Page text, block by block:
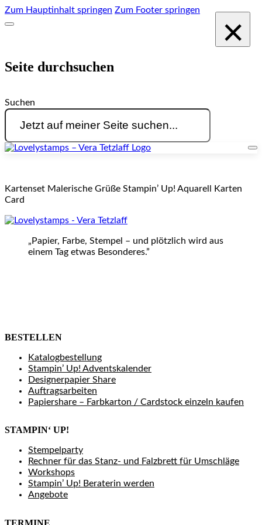
Zum Hauptinhalt springen Zum Footer springen
Seite durchsuchen
Suchen
×
Kartenset Malerische Grüße Stampin’ Up! Aquarell Karten
Card
„Papier, Farbe, Stempel – und plötzlich wird aus
einem Tag etwas Besonderes.”
BESTELLEN
Katalogbestellung
Stampin’ Up! Adventskalender
Designerpapier Share
Auftragsarbeiten
Papiershare – Farbkarton / Cardstock einzeln kaufen
STAMPIN‘ UP!
Stempelparty
Rechner für das Stanz- und Falzbrett für Umschläge
Workshops
Stampin’ Up! Beraterin werden
Angebote
TERMINE